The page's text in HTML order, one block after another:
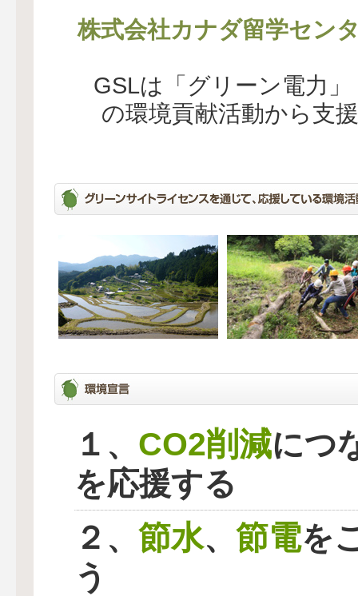
株式会社カナダ留学セン
GSLは「グリーン電力
の環境貢献活動から支
１、 CO2削減につ
を応援する
２、 節水、 節電を
う